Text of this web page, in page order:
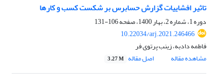
تاثیر افشاییات گزارش حسابرس بر شکست کسب و کارها
دوره 1، شماره 2، بهار 1400، صفحه
106-131
10.22034/arj.2021.246466
فاطمه دادبه، زینب پرتوی فر
مشاهده مقاله
اصل مقاله 3.27 M